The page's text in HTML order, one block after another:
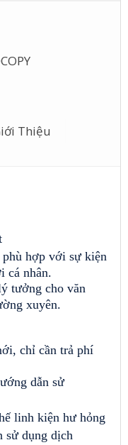
Thiệu
phù hợp với sự kiện
cá nhân.
tưởng cho văn
xuyên.
chỉ cần trả phí
dẫn sử
linh kiện hư hỏng
sử dụng dịch